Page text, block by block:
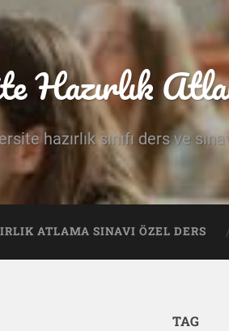
Hazırlık
hazırlık sınıfı ders ve
ATLAMA SINAVI ÖZEL DERS
TAG